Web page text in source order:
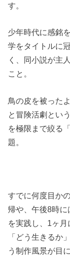
す。
少年時代に感銘
学をタイトルに
く、同小説が主
こと。
鳥の皮を被った
と冒険活劇とい
を極限まで絞る
題。
すでに何度目か
帰や、午後8時
を実践し、1ヶ月
「どう生きるか
う制作風景が目